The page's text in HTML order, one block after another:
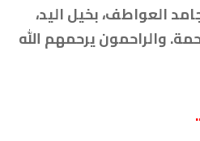
العواطف، بخيل اليد،
والراحمون يرحمهم الله